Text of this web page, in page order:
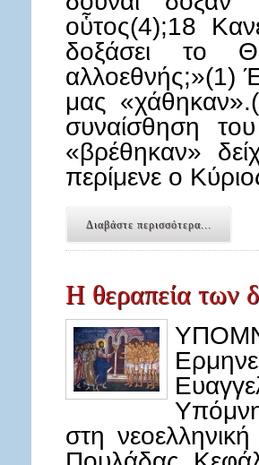
οὗτος(4);18
δοξάσει το
αλλοεθνής;»(1)
μας
συναίσθηση
«βρέθηκαν»
περίμενε ο
Διαβάστε περισσότερα...
Η θεραπεία των
στη